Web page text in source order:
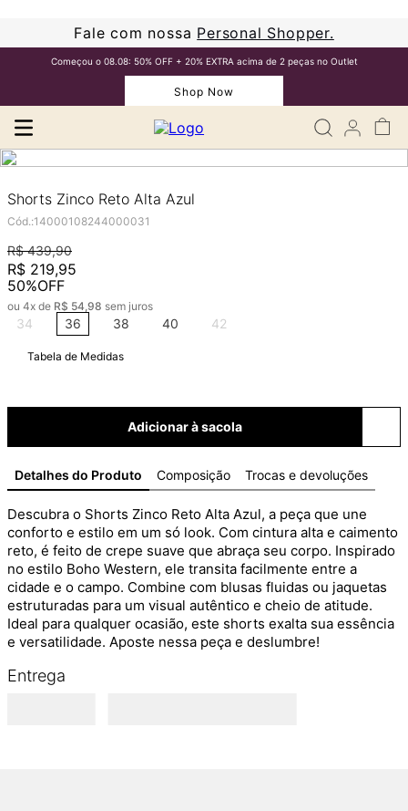
Fale com nossa Personal Shopper.
Começou o 08.08: 50% OFF + 20% EXTRA acima de 2 peças no Outlet
Shop Now
Shorts Zinco Reto Alta Azul
Cód.:14000108244000031
R$ 439,90
R$ 219,95
50%OFF
ou 4x de R$ 54,98 sem juros
34 36 38 40 42
Tabela de Medidas
Adicionar à sacola
Detalhes do Produto Composição Trocas e devoluções
Descubra o Shorts Zinco Reto Alta Azul, a peça que une
conforto e estilo em um só look. Com cintura alta e caimento
reto, é feito de crepe suave que abraça seu corpo. Inspirado
no estilo Boho Western, ele transita facilmente entre a
cidade e o campo. Combine com blusas fluidas ou jaquetas
estruturadas para um visual autêntico e cheio de atitude.
Ideal para qualquer ocasião, este shorts exalta sua essência
e versatilidade. Aposte nessa peça e deslumbre!
Entrega